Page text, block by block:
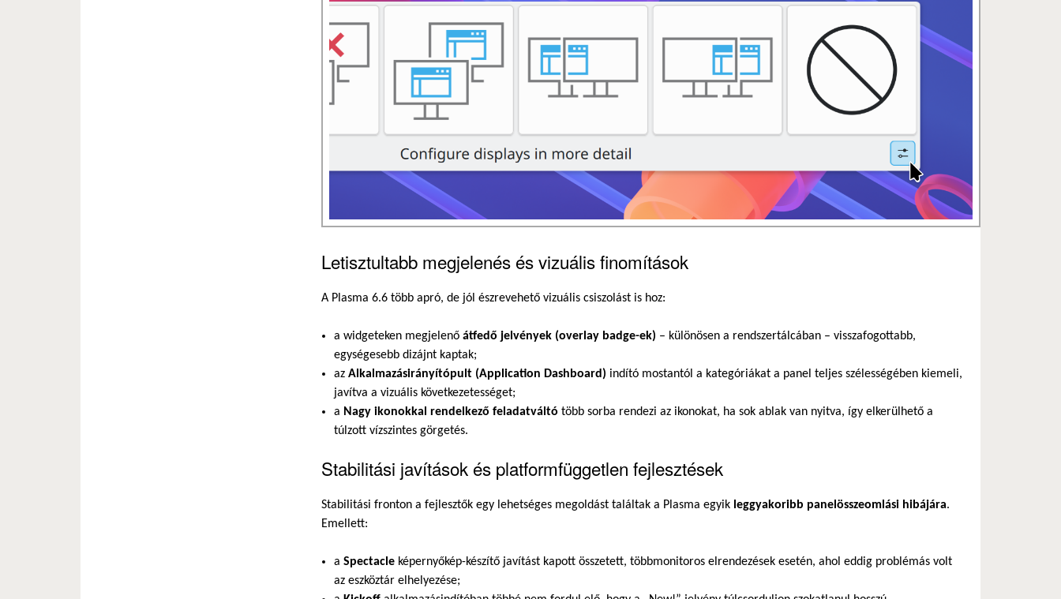
Letisztultabb megjelenés és vizuális finomítások
A Plasma 6.6 több apró, de jól észrevehető vizuális csiszolást is hoz:
a widgeteken megjelenő átfedő jelvények (overlay badge-ek) – különösen a rendszertálcában – visszafogottabb,
egységesebb dizájnt kaptak;
az Alkalmazásirányítópult (Application Dashboard) indító mostantól a kategóriákat a panel teljes szélességében kiemeli,
javítva a vizuális következetességet;
a Nagy ikonokkal rendelkező feladatváltó több sorba rendezi az ikonokat, ha sok ablak van nyitva, így elkerülhető a
túlzott vízszintes görgetés.
Stabilitási javítások és platformfüggetlen fejlesztések
Stabilitási fronton a fejlesztők egy lehetséges megoldást találtak a Plasma egyik leggyakoribb panelösszeomlási hibájára.
Emellett:
a Spectacle képernyőkép-készítő javítást kapott összetett, többmonitoros elrendezések esetén, ahol eddig problémás volt
az eszköztár elhelyezése;